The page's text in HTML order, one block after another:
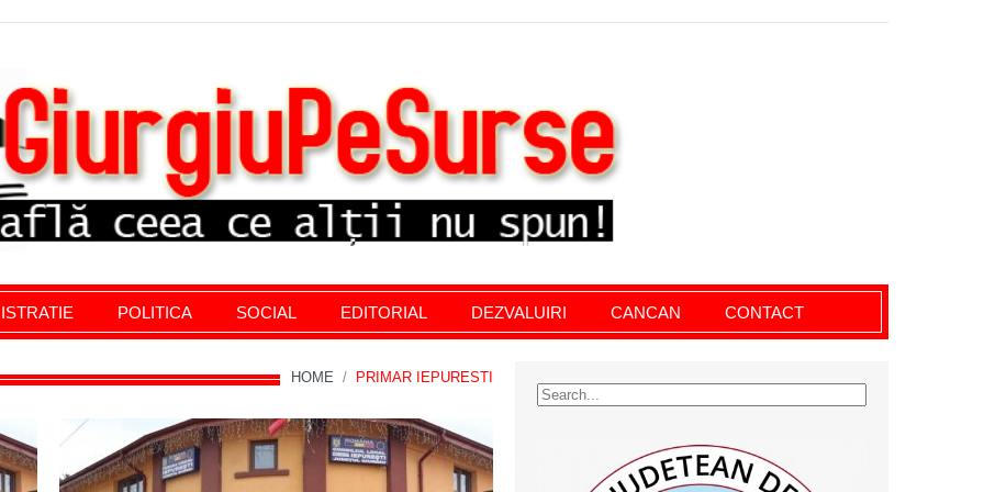
giurgiu, stiri politice, social economic, editoriale giurgiu, dezvaluiri, soc, cancan, stiri locale
POLITICA SOCIAL EDITORIAL DEZVALUIRI CANCAN CONTACT
HOME / PRIMAR IEPURESTI